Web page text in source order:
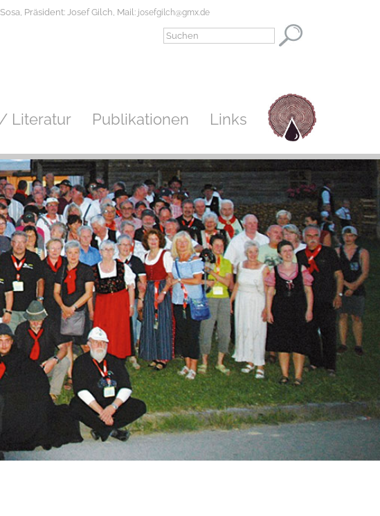
Präsident: Josef Gilch, Mail: josefgilch@gmx.de
Literatur Publikationen Links